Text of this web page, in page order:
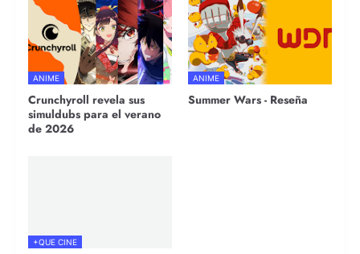
ANIME
Crunchyroll revela sus
simuldubs para el verano
de 2026
ANIME
Summer Wars - Reseña
+QUE CINE